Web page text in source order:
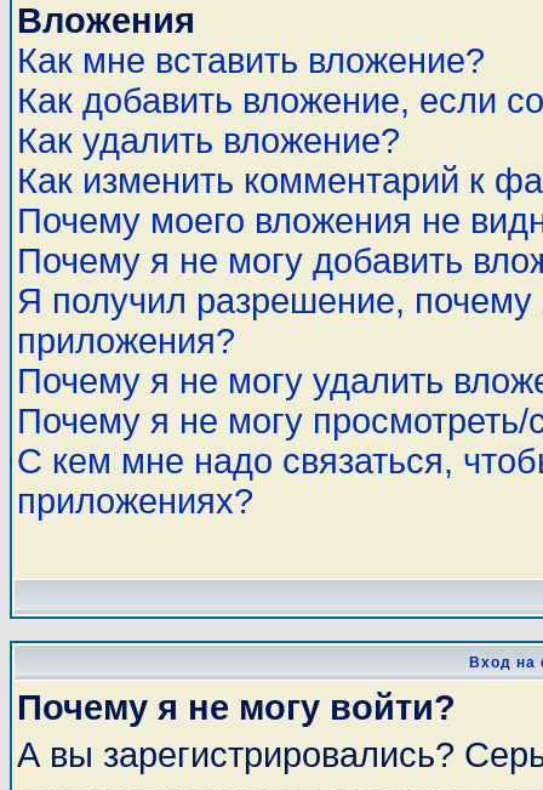
Вложения
Как мне вставить вложение?
Как добавить вложение, если
Как удалить вложение?
Как изменить комментарий к
Почему моего вложения не
Почему я не могу добавить
Я получил разрешение,
приложения?
Почему я не могу удалить
Почему я не могу просмотреть/
С кем мне надо связаться,
приложениях?
Вход на
Почему я не могу войти?
А вы зарегистрировались?